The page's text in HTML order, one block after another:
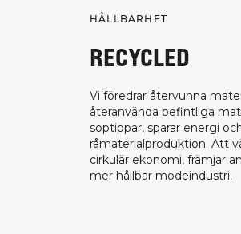
HÅLLBARHET
RECYCLED
Vi föredrar återvunna
återanvända befintliga
soptippar, sparar energi
råmaterialproduktion. Att
cirkulär ekonomi, främjar
mer hållbar modeindustri.